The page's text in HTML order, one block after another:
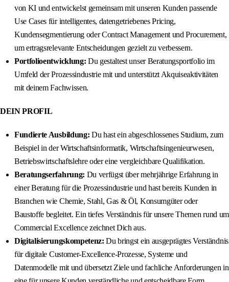
von KI und entwickelst gemeinsam mit unseren Kunden passende
Use Cases für intelligentes, datengetriebenes Pricing,
Kundensegmentierung oder Contract Management und Procurement,
um ertragsrelevante Entscheidungen gezielt zu verbessern.
Portfolioentwicklung: Du gestaltest unser Beratungsportfolio im
Umfeld der Prozessindustrie mit und unterstützt Akquiseaktivitäten
mit deinem Fachwissen.
DEIN PROFIL
Fundierte Ausbildung: Du hast ein abgeschlossenes Studium, zum
Beispiel in der Wirtschaftsinformatik, Wirtschaftsingenieurwesen,
Betriebswirtschaftslehre oder eine vergleichbare Qualifikation.
Beratungserfahrung: Du verfügst über mehrjährige Erfahrung in
einer Beratung für die Prozessindustrie und hast bereits Kunden in
Branchen wie Chemie, Stahl, Gas & Öl, Konsumgüter oder
Baustoffe begleitet. Ein tiefes Verständnis für unsere Themen rund um
Commercial Excellence zeichnet Dich aus.
Digitalisierungskompetenz: Du bringst ein ausgeprägtes Verständnis
für digitale Customer‑Excellence‑Prozesse, Systeme und
Datenmodelle mit und übersetzt Ziele und fachliche Anforderungen in